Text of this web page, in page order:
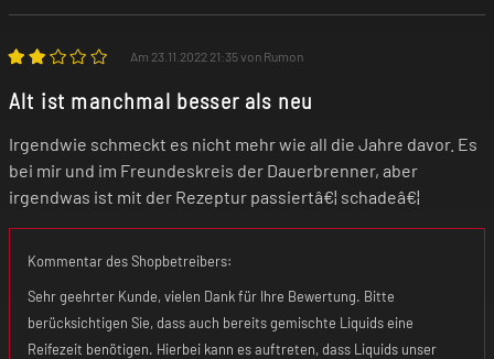
Am 23.11.2022 21:35 von Rumon
Alt ist manchmal besser als neu
Irgendwie schmeckt es nicht mehr wie all die Jahre davor. Es
bei mir und im Freundeskreis der Dauerbrenner, aber
irgendwas ist mit der Rezeptur passiertâ€¦ schadeâ€¦
Kommentar des Shopbetreibers:
Sehr geehrter Kunde, vielen Dank für Ihre Bewertung. Bitte
berücksichtigen Sie, dass auch bereits gemischte Liquids eine
Reifezeit benötigen. Hierbei kann es auftreten, dass Liquids unser